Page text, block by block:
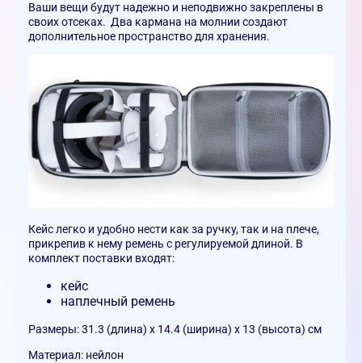
Ваши вещи будут надежно и неподвижно закреплены в
своих отсеках. Два кармана на молнии создают
дополнительное пространство для хранения.
Кейс легко и удобно нести как за ручку, так и на плече,
прикрепив к нему ремень с регулируемой длиной. В
комплект поставки входят:
кейс
наплечный ремень
Размеры: 31.3 (длина) x 14.4 (ширина) x 13 (высота) см
Материал: нейлон